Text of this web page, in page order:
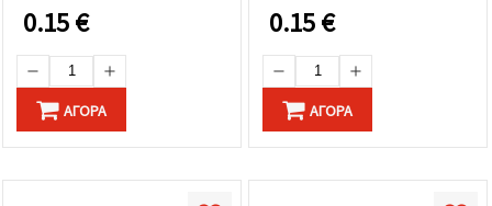
0.15€
ΑΓΟΡΆ
0.15€
ΑΓΟΡΆ